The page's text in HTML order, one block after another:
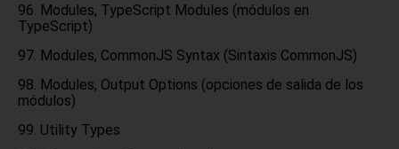
Modules, TypeScript Modules (módulos en
TypeScript)
Modules, CommonJS Syntax (Sintaxis CommonJS)
Modules, Output Options (opciones de salida de los
módulos)
Utility Types